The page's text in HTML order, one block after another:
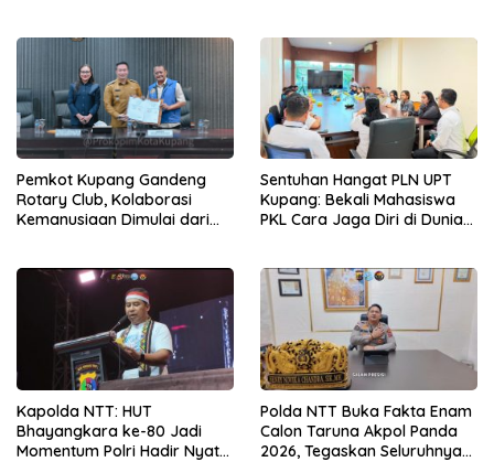
Pemkot Kupang Gandeng
Rotary Club, Kolaborasi
Kemanusiaan Dimulai dari
Sentuhan Hangat PLN UPT
Kupang: Bekali Mahasiswa
PKL Cara Jaga Diri di Dunia
Kapolda NTT: HUT
Bhayangkara ke-80 Jadi
Momentum Polri Hadir Nyata
Polda NTT Buka Fakta Enam
Calon Taruna Akpol Panda
2026, Tegaskan Seluruhnya